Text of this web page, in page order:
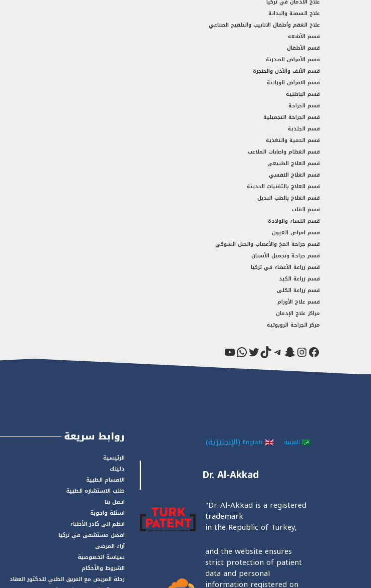
علاج السمنة والبدانة
علاج العقم وأطفال الانابيب والتلقيح الصناعي
قسم الأشعه
قسم الأطفال
قسم الأمراض الصدرية
قسم الأنف والأذن والحنجرة
قسم الامراض الوراثية
قسم الباطنية
قسم الجراحة
قسم الجراحة التجميلية
قسم الجلدية
قسم الحمية والتغذية
قسم العظام واصابات الملاعب
قسم العلاج الطبيعي
قسم العلاج النفسي
قسم العلاج بالتقنيات الحديثة
قسم العلاج بالطب البديل
قسم القلب
قسم النساء والولادة
قسم امراض العيون
قسم جراحة المخ والأعصاب والحبل الشوكي
قسم جراحة وتجميل الأسنان
قسم زراعة الأعضاء في تركيا
قسم زراعة الكبد
قسم زراعة الكلى
قسم علاج الأورام
مراكز علاج الإدمان
مركز الجراحة الروبوتية
فيسبوك
إنستجرام
سناب شاتتيليجرام
تيك توكتويترواتساب
يوتيوب
روابط سريعة
الرئيسية
دليلك
الاقسام الطبية
طلب الاستشارة الطبية
اتصل بنا
اسئلة واجوبة
انظم الى كادر الأطباء
افضل مستشفى في تركيا
آراء المرضى
سياسة الخصوصية
الشروط والأحكام
رحلة المريض مع الفريق الطبي للدكتور العقاد
العربية English
(الإنجليزية)
Dr. Al-Akkad
"Dr. Al-Akkad is a registered
trademark
in the Republic of Turkey,
and the website ensures
strict protection of patient
data and personal
information registered on